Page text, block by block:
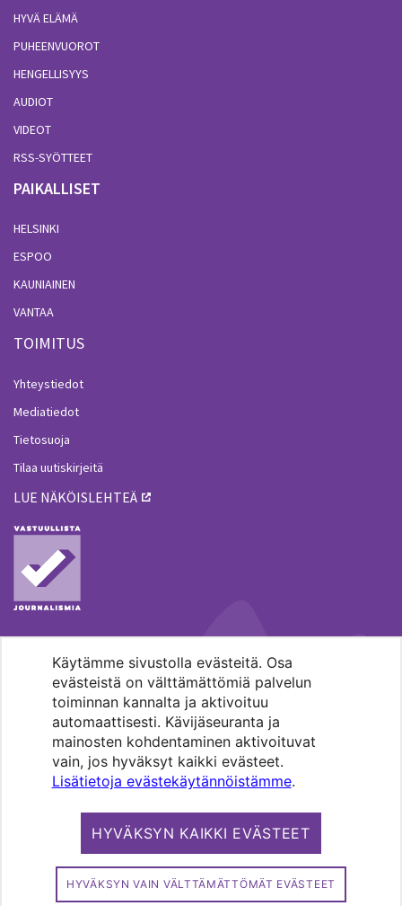
Käytämme sivustolla evästeitä. Osa
evästeistä on välttämättömiä palvelun
toiminnan kannalta ja aktivoituu
automaattisesti. Kävijäseuranta ja
mainosten kohdentaminen aktivoituvat
vain, jos hyväksyt kaikki evästeet.
Lisätietoja evästekäytännöistämme.
HYVÄKSYN KAIKKI EVÄSTEET
HYVÄKSYN VAIN VÄLTTÄMÄTTÖMÄT EVÄSTEET
HYVÄ ELÄMÄ
PUHEENVUOROT
HENGELLISYYS
AUDIOT
VIDEOT
RSS-SYÖTTEET
PAIKALLISET
HELSINKI
ESPOO
KAUNIAINEN
VANTAA
TOIMITUS
Yhteystiedot
Mediatiedot
Tietosuoja
Tilaa uutiskirjeitä
LUE NÄKÖISLEHTEÄ
MENOHAKU
Pääkaupunkiseudun evankelis-
luterilaisten seurakuntien media.
Copyright 2026. Kirkko ja kaupunki. All
rights reserved.